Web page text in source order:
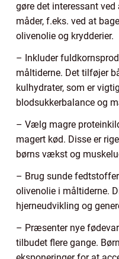
gøre det interessant
måder, f.eks. ved at
olivenolie og krydderier.
– Inkluder
måltiderne. Det tilføjer
kulhydrater, som er
blodsukkerbalance og
– Vælg magre
magert kød. Disse er
børns vækst og
– Brug sunde
olivenolie i måltiderne.
hjerneudvikling og
– Præsenter nye
tilbudet flere gange.